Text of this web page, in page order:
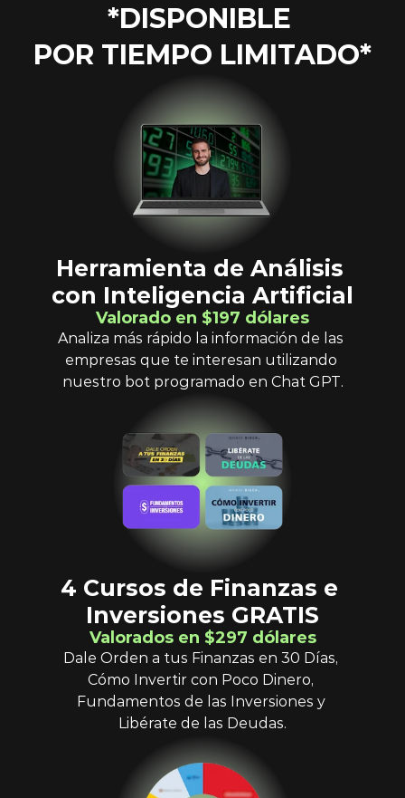
*DISPONIBLE
POR TIEMPO LIMITADO*
Herramienta de Análisis
con Inteligencia Artificial
Valorado en $197 dólares
Analiza más rápido la información de las
empresas que te interesan utilizando
nuestro bot programado en Chat GPT.
4 Cursos de Finanzas e
Inversiones GRATIS
Valorados en $297 dólares
Dale Orden a tus Finanzas en 30 Días,
Cómo Invertir con Poco Dinero,
Fundamentos de las Inversiones y
Libérate de las Deudas.